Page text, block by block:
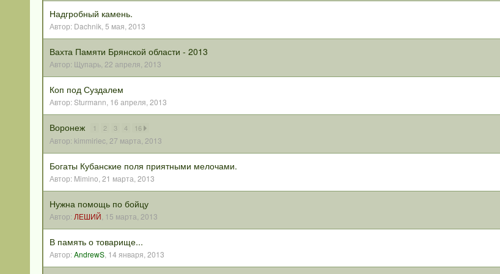
Надгробный камень.
Автор: Dachnik,5 мая, 2013
Вахта Памяти Брянской области - 2013
Автор: Щупарь, 22 апреля, 2013
Коп под Суздалем
Автор:Sturmann, 16 апреля, 2013
Воронеж 1 2 3 4 16
Автор: kimmiriec, 27 марта, 2013
Богаты Кубанские поля приятными мелочами.
Автор: Mimino,21 марта, 2013
Нужна помощь по бойцу
Автор: ЛЕШИЙ, 15 марта, 2013
В память о товарище...
Автор:AndrewS, 14 января, 2013